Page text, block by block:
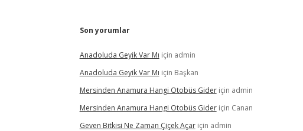
Son yorumlar
Anadoluda Geyik Var Mı için admin
Anadoluda Geyik Var Mı için Başkan
Mersinden Anamura Hangi Otobüs Gideriçin admin
Mersinden Anamura Hangi Otobüs Gideriçin Canan
Geven Bitkisi Ne Zaman Çiçek Açariçin admin